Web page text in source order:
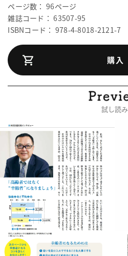
ページ数： 96ページ
雑誌コード： 63507-95
ISBNコード： 978-4-8018-2121-7
購入
試し読み